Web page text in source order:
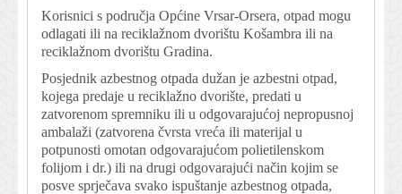
Korisnici s područja Općine Vrsar-Orsera, otpad mogu
odlagati ili na reciklažnom dvorištu Košambra ili na
reciklažnom dvorištu Gradina.
Posjednik azbestnog otpada dužan je azbestni otpad,
kojega predaje u reciklažno dvorište, predati u
zatvorenom spremniku ili u odgovarajućoj nepropusnoj
ambalaži (zatvorena čvrsta vreća ili materijal u
potpunosti omotan odgovarajućom polietilenskom
folijom i dr.) ili na drugi odgovarajući način kojim se
posve sprječava svako ispuštanje azbestnog otpada,